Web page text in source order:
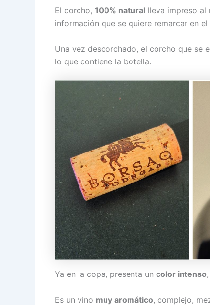
El corcho, 100% natural lleva impreso al
información que se quiere remarcar en
Una vez descorchado, el corcho que se
lo que contiene la botella.
Ya en la copa, presenta un color intenso
Es un vino muy aromático, complejo,